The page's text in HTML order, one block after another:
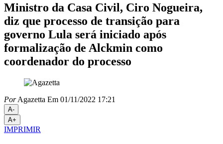
Ministro da Casa Civil, Ciro Nogueira,
diz que processo de transição para
governo Lula será iniciado após
formalização de Alckmin como
coordenador do processo
PorAgazetta Em 01/11/2022 17:21
A-
A+
IMPRIMIR